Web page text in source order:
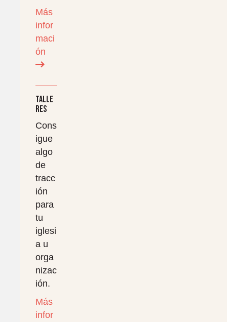
Más
infor
maci
ón
Talle
res
Cons
igue
algo
de
tracc
ión
para
tu
iglesi
a u
orga
nizac
ión.
Más
infor